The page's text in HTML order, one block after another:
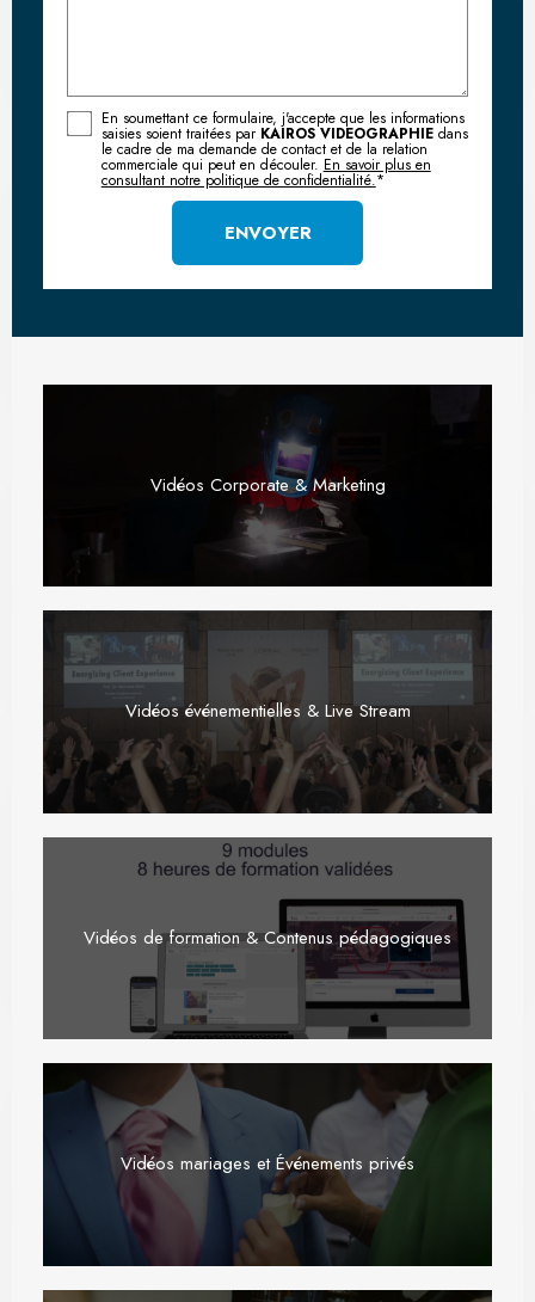
En soumettant ce formulaire, j'accepte que les informations
saisies soient traitées par KAIROS VIDEOGRAPHIEdans
le cadre de ma demande de contact et de la relation
commerciale qui peut en découler. En savoir plus en
consultant notre politique de confidentialité.*
Vidéos Corporate & Marketing
Vidéos événementielles & Live Stream
Vidéos de formation & Contenus pédagogiques
Vidéos mariages et Événements privés